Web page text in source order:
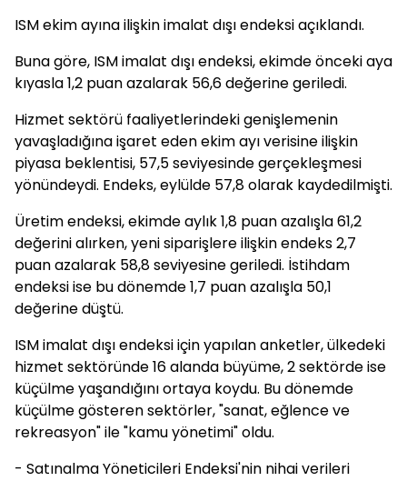
ISM ekim ayına ilişkin imalat dışı endeksi açıklandı.
Buna göre, ISM imalat dışı endeksi, ekimde önceki aya
kıyasla 1,2 puan azalarak 56,6 değerine geriledi.
Hizmet sektörü faaliyetlerindeki genişlemenin
yavaşladığına işaret eden ekim ayı verisine ilişkin
piyasa beklentisi, 57,5 seviyesinde gerçekleşmesi
yönündeydi. Endeks, eylülde 57,8 olarak kaydedilmişti.
Üretim endeksi, ekimde aylık 1,8 puan azalışla 61,2
değerini alırken, yeni siparişlere ilişkin endeks 2,7
puan azalarak 58,8 seviyesine geriledi. İstihdam
endeksi ise bu dönemde 1,7 puan azalışla 50,1
değerine düştü.
ISM imalat dışı endeksi için yapılan anketler, ülkedeki
hizmet sektöründe 16 alanda büyüme, 2 sektörde ise
küçülme yaşandığını ortaya koydu. Bu dönemde
küçülme gösteren sektörler, "sanat, eğlence ve
rekreasyon" ile "kamu yönetimi" oldu.
- Satınalma Yöneticileri Endeksi'nin nihai verileri